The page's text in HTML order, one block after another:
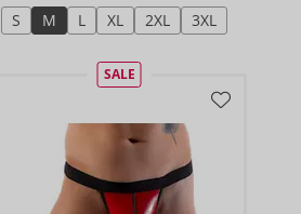
S M L XL 2XL 3XL
SALE